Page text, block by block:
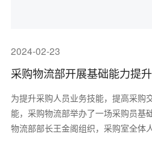
2024-02-23
采购物流部开展基础能力提
为提升采购人员业务技能，提高采购
能，采购物流部举办了一场采购员基
物流部部长王金阁组织，采购室全体